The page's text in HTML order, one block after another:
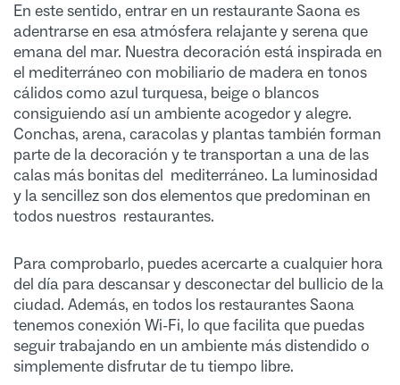
En este sentido, entrar en un restaurante Saona es
adentrarse en esa atmósfera relajante y serena que
emana del mar. Nuestra decoración está inspirada en
el mediterráneo con mobiliario de madera en tonos
cálidos como azul turquesa, beige o blancos
consiguiendo así un ambiente acogedor y alegre.
Conchas, arena, caracolas y plantas también forman
parte de la decoración y te transportan a una de las
calas más bonitas del mediterráneo. La luminosidad
y la sencillez son dos elementos que predominan en
todos nuestros restaurantes.
Para comprobarlo, puedes acercarte a cualquier hora
del día para descansar y desconectar del bullicio de la
ciudad. Además, en todos los restaurantes Saona
tenemos conexión Wi-Fi, lo que facilita que puedas
seguir trabajando en un ambiente más distendido o
simplemente disfrutar de tu tiempo libre.